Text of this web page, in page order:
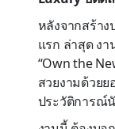
หลังจากสร้า
แรก ล่าสุด งา
“Own the
สวยงามด้วย
ประวัติการณ์นั